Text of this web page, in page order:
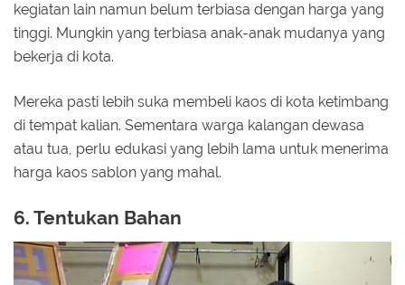
kegiatan lain namun belum terbiasa dengan harga yang
tinggi. Mungkin yang terbiasa anak-anak mudanya yang
bekerja di kota.
Mereka pasti lebih suka membeli kaos di kota ketimbang
di tempat kalian. Sementara warga kalangan dewasa
atau tua, perlu edukasi yang lebih lama untuk menerima
harga kaos sablon yang mahal.
6. Tentukan Bahan